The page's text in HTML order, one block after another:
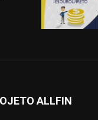
ALLFIN